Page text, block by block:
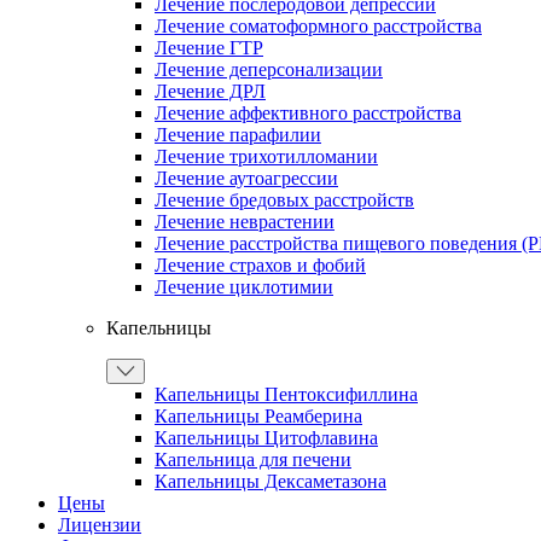
Лечение послеродовой депрессии
Лечение соматоформного расстройства
Лечение ГТР
Лечение деперсонализации
Лечение ДРЛ
Лечение аффективного расстройства
Лечение парафилии
Лечение трихотилломании
Лечение аутоагрессии
Лечение бредовых расстройств
Лечение неврастении
Лечение расстройства пищевого поведения
Лечение страхов и фобий
Лечение циклотимии
Капельницы
Капельницы Пентоксифиллина
Капельницы Реамберина
Капельницы Цитофлавина
Капельница для печени
Капельницы Дексаметазона
Цены
Лицензии